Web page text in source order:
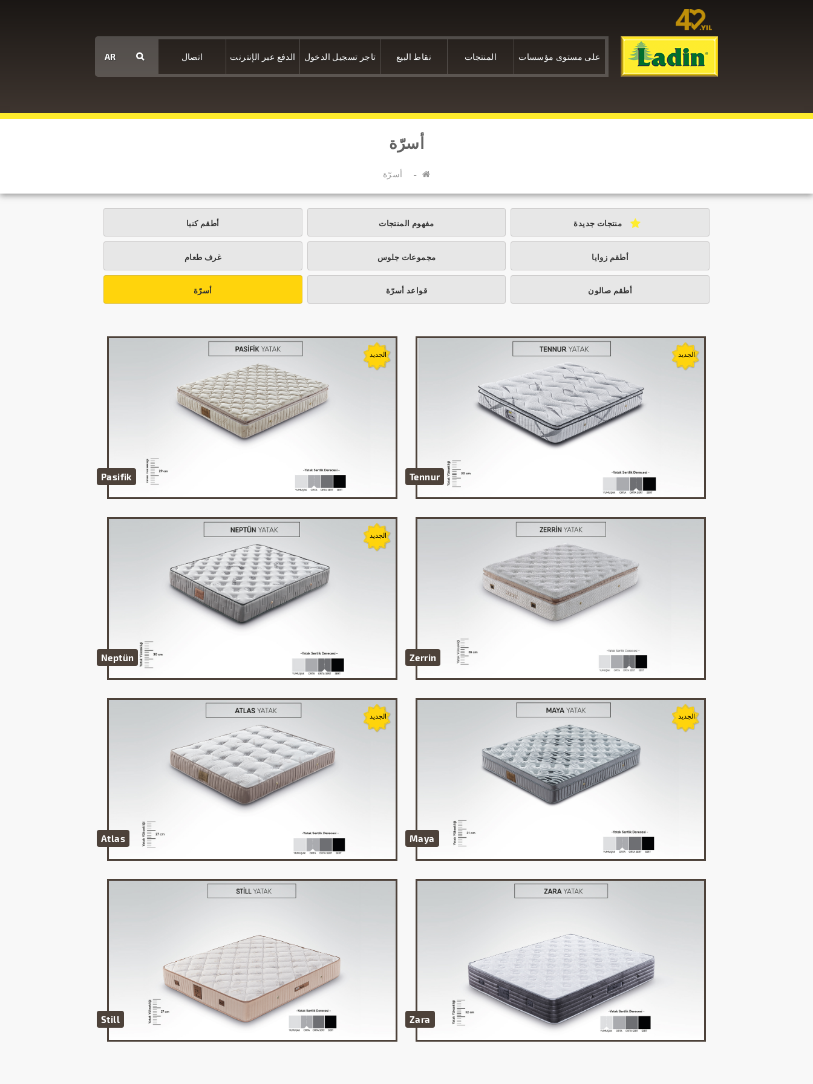
على مستوى مؤسسات المنتجات نقاط البيع تاجر تسجيل الدخول الدفع عبر الإنترنت اتصال AR
أسرّة
أسرّة
منتجات جديدة مفهوم المنتجات أطقم كنبا
أطقم زوايا مجموعات جلوس غرف طعام
أطقم صالون قواعد أسرّة أسرّة
Tennur
Pasifik
Zerrin
Neptün
Maya
Atlas
Zara
Still